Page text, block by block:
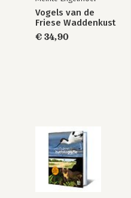
Vogels van de
Friese Waddenkust
€ 34,90